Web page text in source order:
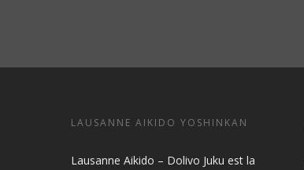
LAUSANNE AIKIDO YOSHINKAN
Lausanne Aikido – Dolivo Juku est la